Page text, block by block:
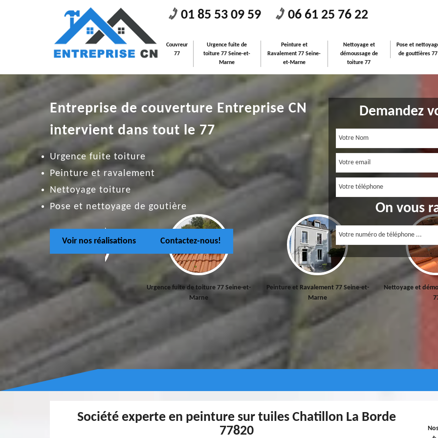
01 85 53 09 59 06 61 25 76 22
Couvreur
77
Urgence fuite de
toiture 77 Seine-et-
Marne
Peinture et
Ravalement 77 Seine-
et-Marne
Nettoyage et
démoussage de
toiture 77
Pose et
de gouttières 77
Entreprise de couverture Entreprise CN
intervient dans tout le 77
Urgence fuite toiture
Peinture et ravalement
Nettoyage toiture
Pose et nettoyage de goutière
Voir nos réalisations Contactez-nous!
Demandez
On vous
Couvreur 77
Urgence fuite de toiture 77 Seine-et-
Marne
Peinture et Ravalement 77 Seine-et-
Marne
Nettoyage et
Société experte en peinture sur tuiles Chatillon La Borde
77820